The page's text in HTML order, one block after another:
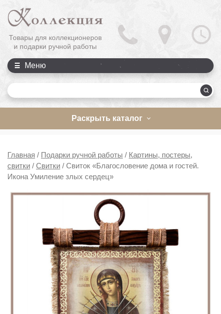
Товары для коллекционеров
и подарки ручной работы
Меню
Раскрыть каталог
Главная / Подарки ручной работы / Картины, постеры,
свитки / Свитки / Свиток «Благословение дома и гостей.
Икона Умиление злых сердец»